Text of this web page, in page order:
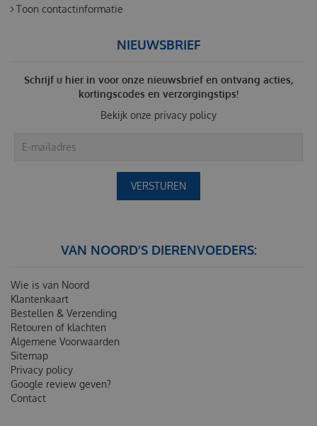
Toon contactinformatie
NIEUWSBRIEF
Schrijf u hier in voor onze nieuwsbrief en ontvang acties,
kortingscodes en verzorgingstips!
Bekijk onze privacy policy
VAN NOORD'S DIERENVOEDERS:
Wie is van Noord
Klantenkaart
Bestellen & Verzending
Retouren of klachten
Algemene Voorwaarden
Sitemap
Privacy policy
Google review geven?
Contact